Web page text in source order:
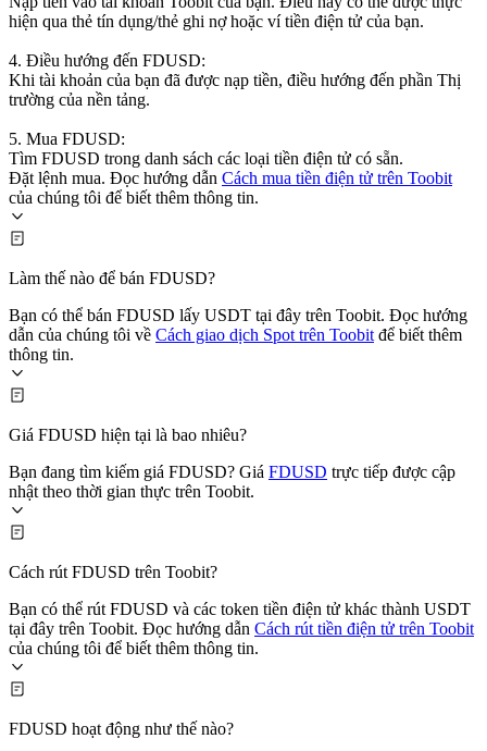
hiện qua thẻ tín dụng/thẻ ghi nợ hoặc ví tiền điện tử của bạn.
4. Điều hướng đến FDUSD:
Khi tài khoản của bạn đã được nạp tiền, điều hướng đến phần Thị
trường của nền tảng.
5. Mua FDUSD:
Tìm FDUSD trong danh sách các loại tiền điện tử có sẵn.
Đặt lệnh mua. Đọc hướng dẫn Cách mua tiền điện tử trên Toobit
của chúng tôi để biết thêm thông tin.
Làm thế nào để bán FDUSD?
Bạn có thể bán FDUSD lấy USDT tại đây trên Toobit. Đọc hướng
dẫn của chúng tôi về Cách giao dịch Spot trên Toobit để biết thêm
thông tin.
Giá FDUSD hiện tại là bao nhiêu?
Bạn đang tìm kiếm giá FDUSD? Giá FDUSD trực tiếp được cập
nhật theo thời gian thực trên Toobit.
Cách rút FDUSD trên Toobit?
Bạn có thể rút FDUSD và các token tiền điện tử khác thành USDT
tại đây trên Toobit. Đọc hướng dẫn Cách rút tiền điện tử trên Toobit
của chúng tôi để biết thêm thông tin.
FDUSD hoạt động như thế nào?